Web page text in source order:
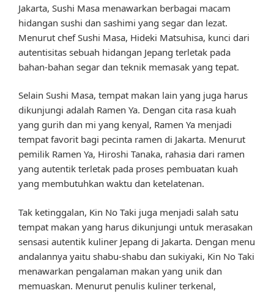
Jakarta, Sushi Masa menawarkan berbagai macam
hidangan sushi dan sashimi yang segar dan lezat.
Menurut chef Sushi Masa, Hideki Matsuhisa, kunci dari
autentisitas sebuah hidangan Jepang terletak pada
bahan-bahan segar dan teknik memasak yang tepat.
Selain Sushi Masa, tempat makan lain yang juga harus
dikunjungi adalah Ramen Ya. Dengan cita rasa kuah
yang gurih dan mi yang kenyal, Ramen Ya menjadi
tempat favorit bagi pecinta ramen di Jakarta. Menurut
pemilik Ramen Ya, Hiroshi Tanaka, rahasia dari ramen
yang autentik terletak pada proses pembuatan kuah
yang membutuhkan waktu dan ketelatenan.
Tak ketinggalan, Kin No Taki juga menjadi salah satu
tempat makan yang harus dikunjungi untuk merasakan
sensasi autentik kuliner Jepang di Jakarta. Dengan menu
andalannya yaitu shabu-shabu dan sukiyaki, Kin No Taki
menawarkan pengalaman makan yang unik dan
memuaskan. Menurut penulis kuliner terkenal,